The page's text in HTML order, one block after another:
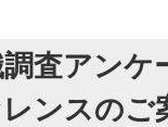
調査アン
レンスのご